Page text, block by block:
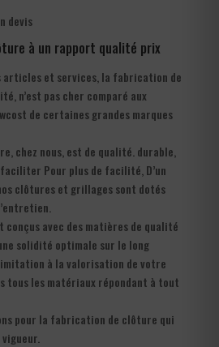
devis
à un rapport qualité prix
articles et services, la fabrication de
n’est pas cher comparé aux
de certaines grandes marques
chez nous, est de qualité. durable,
Pour plus de facilité, D’un
clôtures et grillages sont dotés
conçus avec des matières de qualité
solidité optimale sur le long
à la valorisation de votre
tous les matériaux répondant à tout
pour la fabrication de clôture qui